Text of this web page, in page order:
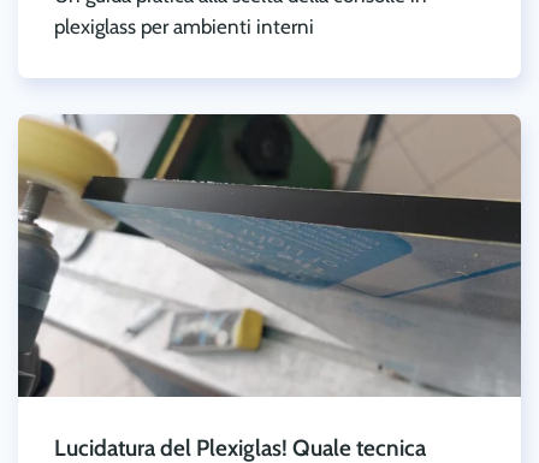
plexiglass per ambienti interni
Lucidatura del Plexiglas! Quale tecnica